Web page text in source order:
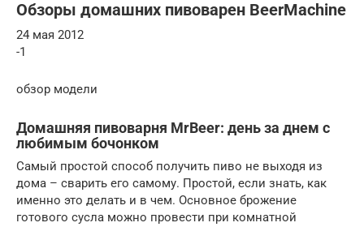
Обзоры домашних пивоварен BeerMachine
24 мая 2012
-1
обзор модели
Домашняя пивоварня MrBeer: день за днем с
любимым бочонком
Самый простой способ получить пиво не выходя из
дома – сварить его самому. Простой, если знать, как
именно это делать и в чем. Основное брожение
готового сусла можно провести при комнатной